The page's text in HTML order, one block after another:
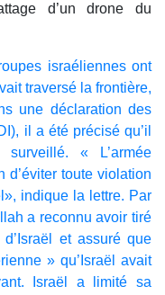
d’un drone du
israéliennes ont
traversé la frontière,
une déclaration des
il a été précisé qu’il
« L’armée
d’éviter toute violation
indique la lettre. Par
a reconnu avoir tiré
et assuré que
» qu’Israël avait
Israël a limité sa